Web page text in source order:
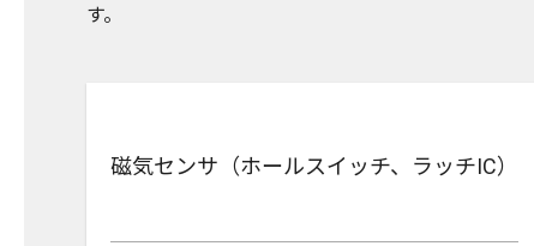
す。
磁気センサ（ホールスイッチ、ラッチIC）